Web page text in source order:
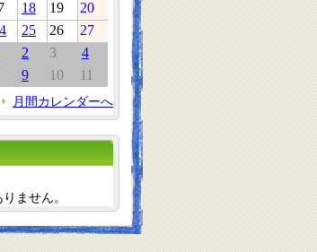
18 19
20
25 26
27
2 3
4
9 10 11
月間カレンダーへ
ません。